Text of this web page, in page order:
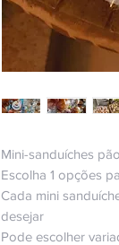
Mini-sanduíches
Escolha 1 opções
Cada mini
desejar
Pode escolher